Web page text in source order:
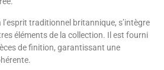
l’esprit traditionnel britannique, s’intègre
éléments de la collection. Il est fourni
de finition, garantissant une